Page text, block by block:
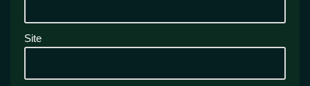
Site